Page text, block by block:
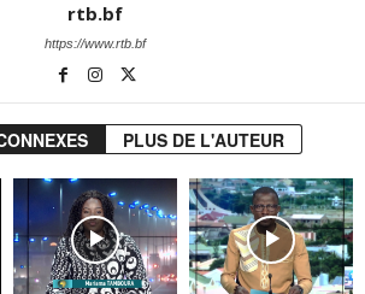
rtb.bf
https://www.rtb.bf
PLUS DE L'AUTEUR